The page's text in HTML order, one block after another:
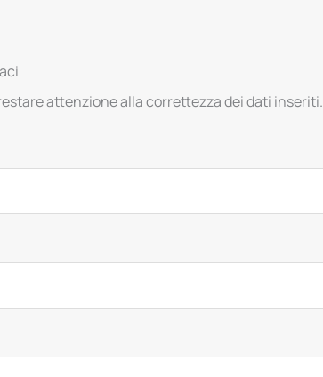
attenzione alla correttezza dei dati inseriti.